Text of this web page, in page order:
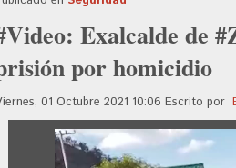
Exalcalde de
por homicidio
01 Octubre 2021 10:06 Escrito por